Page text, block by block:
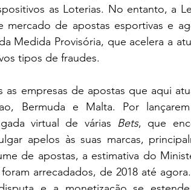
as Loterias. No entanto, a
mercado de apostas esportivas e
Medida Provisória, que acelera a
tipos de fraudes.
as empresas de apostas que aqui
Bermuda e Malta. Por
virtual de várias Bets, que
apelos às suas marcas,
de apostas, a estimativa do
arrecadados, de 2018 até